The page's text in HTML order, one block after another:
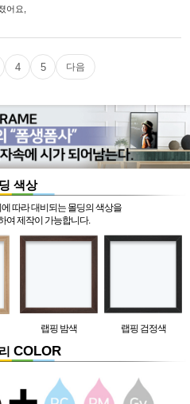
어요,
4 5 다음
색상
따라 대비되는 몰딩의 색상을
여 제작이 가능합니다.
랩핑 밤색 랩핑 검정색
COLOR